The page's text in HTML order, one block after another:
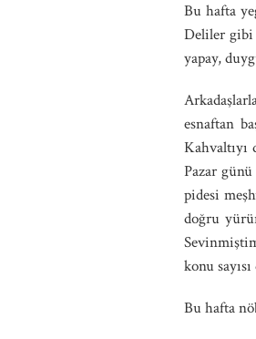
Bu hafta
Deliler gibi
yapay,
esnaftan
Kahvaltıyı
Pazar
pidesi
doğru
konu
Bu hafta